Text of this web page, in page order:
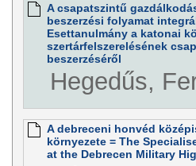
A csapatszintű
beszerzési folyamat
Esettanulmány a katonai
szertárfelszerelésének
beszerzéséről
Hegedűs,
A debreceni honvéd
környezete = The
at the Debrecen Military